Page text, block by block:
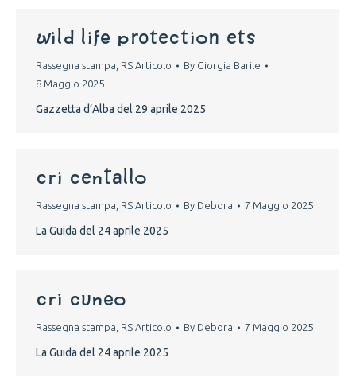
wild life protection ets
Rassegna stampa RS Articolo By Giorgia Barile
8 Maggio 2025
Gazzetta d’Alba del 29 aprile 2025
cri centallo
Rassegna stampa RS Articolo By Debora 7 Maggio 2025
La Guida del 24 aprile 2025
cri cuneo
Rassegna stampa RS Articolo By Debora 7 Maggio 2025
La Guida del 24 aprile 2025